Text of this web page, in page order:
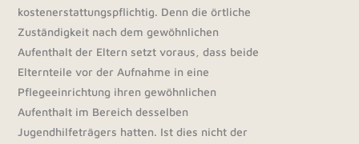
kostenerstattungspflichtig. Denn die örtliche
Zuständigkeit nach dem gewöhnlichen
Aufenthalt der Eltern setzt voraus, dass beide
Elternteile vor der Aufnahme in eine
Pflegeeinrichtung ihren gewöhnlichen
Aufenthalt im Bereich desselben
Jugendhilfeträgers hatten. Ist dies nicht der